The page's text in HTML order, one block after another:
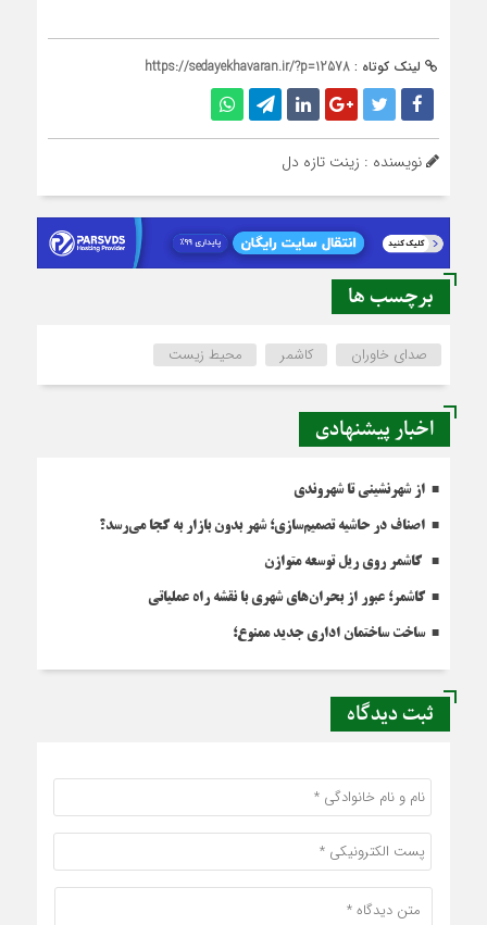
لینک کوتاه : https://sedayekhavaran.ir/?p=12578
نویسنده : زینت تازه دل
برچسب ها
صدای خاوران کاشمر محیط زیست
اخبار پیشنهادی
از شهرنشینی تا شهروندی
اصناف در حاشیه تصمیم‌سازی؛ شهر بدون بازار به کجا می‌رسد؟
کاشمر روی ریل توسعه متوازن
کاشمر؛ عبور از بحران‌های شهری با نقشه راه عملیاتی
ساخت ساختمان اداری جدید ممنوع؛
ثبت دیدگاه